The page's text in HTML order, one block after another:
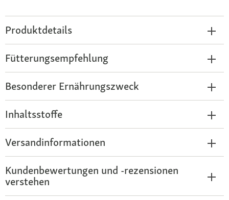
Produktdetails
Fütterungsempfehlung
Besonderer Ernährungszweck
Inhaltsstoffe
Versandinformationen
Kundenbewertungen und -rezensionen
verstehen